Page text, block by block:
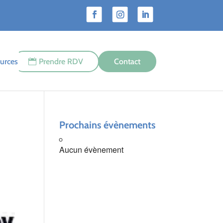
Prendre RDV Contact
Prochains évènements
Aucun évènement